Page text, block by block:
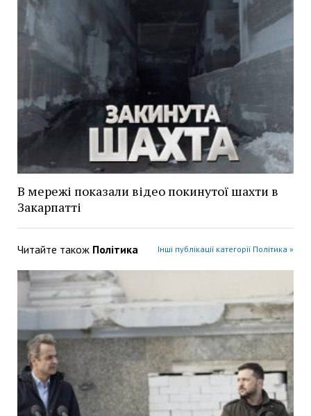
В мережі показали відео покинутої шахти в
Закарпатті
Читайте також Політика Інші публікації категорії Політика »